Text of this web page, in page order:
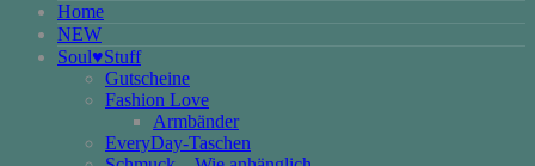
Home
NEW
Soul♥Stuff
Gutscheine
Fashion Love
Armbänder
EveryDay-Taschen